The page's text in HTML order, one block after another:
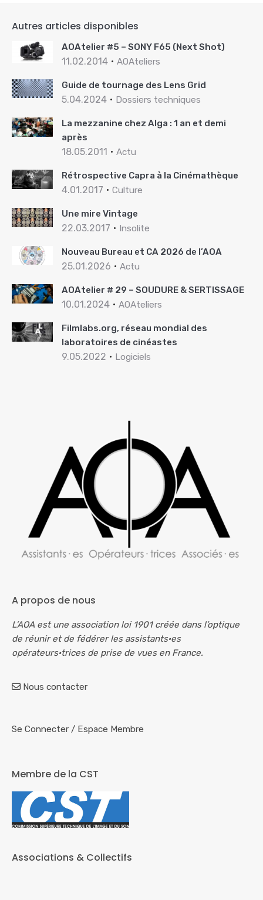
Autres articles disponibles
AOAtelier #5 – SONY F65 (Next Shot)
11.02.2014 AOAteliers
Guide de tournage des Lens Grid
5.04.2024 Dossiers techniques
La mezzanine chez Alga : 1 an et demi
après
18.05.2011 Actu
Rétrospective Capra à la Cinémathèque
4.01.2017 Culture
Une mire Vintage
22.03.2017 Insolite
Nouveau Bureau et CA 2026 de l’AOA
25.01.2026 Actu
AOAtelier # 29 – SOUDURE & SERTISSAGE
10.01.2024 AOAteliers
Filmlabs.org, réseau mondial des
laboratoires de cinéastes
9.05.2022 Logiciels
A propos de nous
L’AOA est une association loi 1901 créée dans l’optique
de réunir et de fédérer les assistants·es
opérateurs·trices de prise de vues en France.
Nous contacter
Se Connecter / Espace Membre
Membre de la CST
Associations & Collectifs